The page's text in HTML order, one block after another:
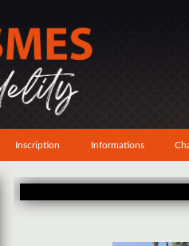
Inscription Informations